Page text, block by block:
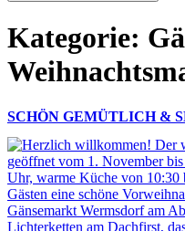
Kategorie:
SCHÖN GEMÜTLICH &